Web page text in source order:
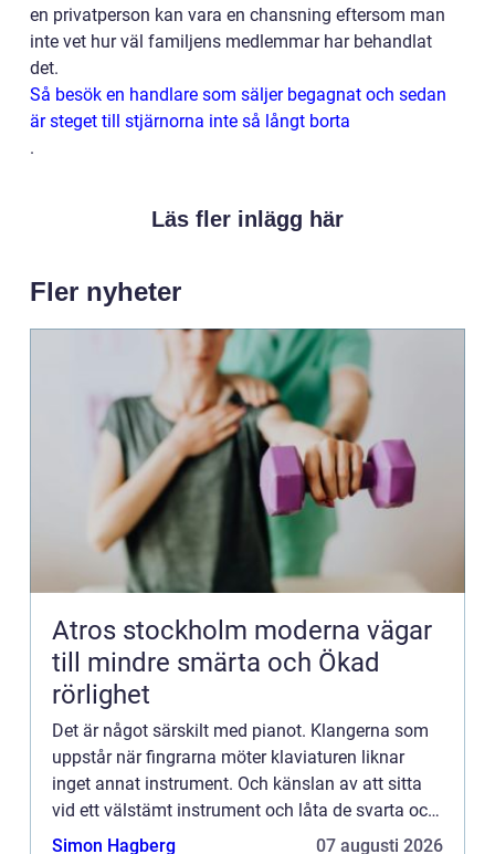
en privatperson kan vara en chansning eftersom man
inte vet hur väl familjens medlemmar har behandlat
det.
Så besök en handlare som säljer begagnat och sedan
är steget till stjärnorna inte så långt borta
.
Läs fler inlägg här
Fler nyheter
Atros stockholm moderna vägar
till mindre smärta och Ökad
rörlighet
Det är något särskilt med pianot. Klangerna som
uppstår när fingrarna möter klaviaturen liknar
inget annat instrument. Och känslan av att sitta
vid ett välstämt instrument och låta de svarta och
vi...
Simon Hagberg 07 augusti 2026